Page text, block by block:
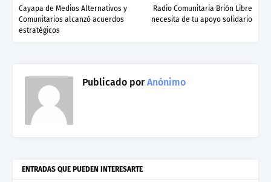
Radio Comunitaria Brión Libre
necesita de tu apoyo solidario
Cayapa de Medios Alternativos y
Comunitarios alcanzó acuerdos
estratégicos
Publicado porAnónimo
ENTRADAS QUE PUEDEN INTERESARTE